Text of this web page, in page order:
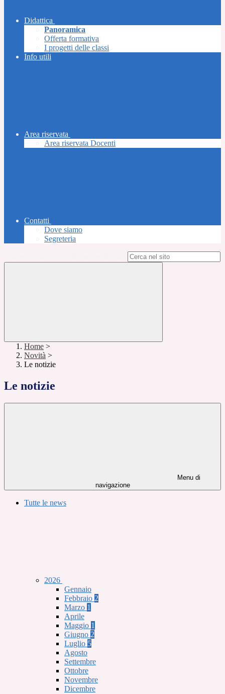
Didattica
Panoramica
Offerta formativa
I progetti delle classi
Info utili
Area riservata
Area riservata Docenti
Contatti
Dove siamo
Segreteria
Home >
Novità >
Le notizie
Le notizie
Menu di
navigazione
Tutte le news
2026
Gennaio
Febbraio 2
Marzo 1
Aprile
Maggio 1
Giugno 2
Luglio 5
Agosto
Settembre
Ottobre
Novembre
Dicembre